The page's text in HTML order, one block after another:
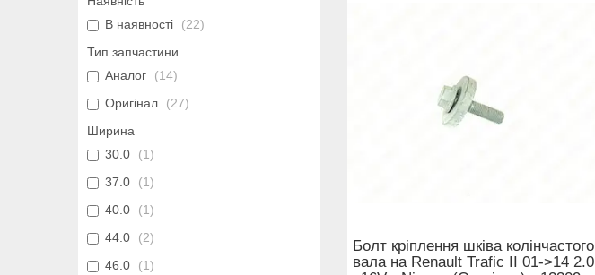
Болт кріплення шківа колінчастого
вала на Renault Trafic II 01->14 2.0
В наявності
22
Тип запчастини
Аналог
14
Оригінал
27
Ширина
30.0
1
37.0
1
40.0
1
44.0
2
46.0
1